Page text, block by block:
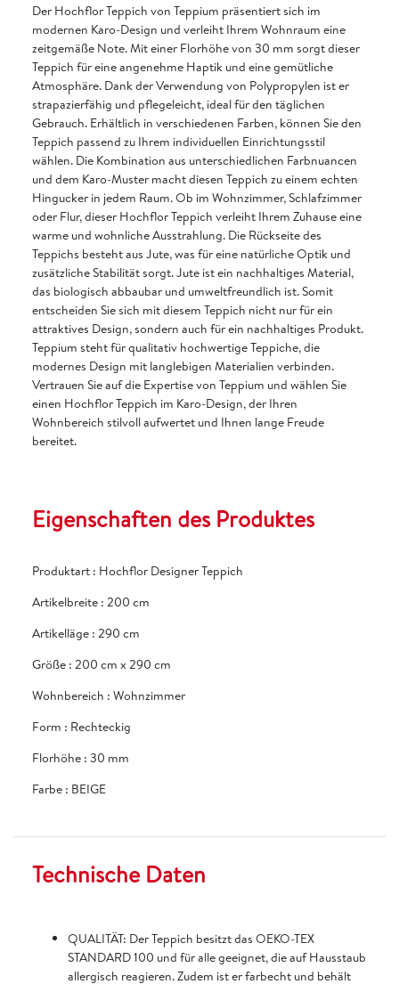
Der Hochflor Teppich von Teppium präsentiert sich im
modernen Karo-Design und verleiht Ihrem Wohnraum eine
zeitgemäße Note. Mit einer Florhöhe von 30 mm sorgt dieser
Teppich für eine angenehme Haptik und eine gemütliche
Atmosphäre. Dank der Verwendung von Polypropylen ist er
strapazierfähig und pflegeleicht, ideal für den täglichen
Gebrauch. Erhältlich in verschiedenen Farben, können Sie den
Teppich passend zu Ihrem individuellen Einrichtungsstil
wählen. Die Kombination aus unterschiedlichen Farbnuancen
und dem Karo-Muster macht diesen Teppich zu einem echten
Hingucker in jedem Raum. Ob im Wohnzimmer, Schlafzimmer
oder Flur, dieser Hochflor Teppich verleiht Ihrem Zuhause eine
warme und wohnliche Ausstrahlung. Die Rückseite des
Teppichs besteht aus Jute, was für eine natürliche Optik und
zusätzliche Stabilität sorgt. Jute ist ein nachhaltiges Material,
das biologisch abbaubar und umweltfreundlich ist. Somit
entscheiden Sie sich mit diesem Teppich nicht nur für ein
attraktives Design, sondern auch für ein nachhaltiges Produkt.
Teppium steht für qualitativ hochwertige Teppiche, die
modernes Design mit langlebigen Materialien verbinden.
Vertrauen Sie auf die Expertise von Teppium und wählen Sie
einen Hochflor Teppich im Karo-Design, der Ihren
Wohnbereich stilvoll aufwertet und Ihnen lange Freude
bereitet.
Eigenschaften des Produktes
Produktart : Hochflor Designer Teppich
Artikelbreite : 200 cm
Artikelläge : 290 cm
Größe : 200 cm x 290 cm
Wohnbereich : Wohnzimmer
Form : Rechteckig
Florhöhe : 30 mm
Farbe : BEIGE
Technische Daten
QUALITÄT: Der Teppich besitzt das OEKO-TEX
STANDARD 100 und für alle geeignet, die auf Hausstaub
allergisch reagieren. Zudem ist er farbecht und behält